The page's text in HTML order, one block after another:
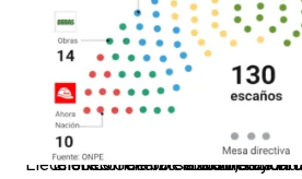
El JNE oficializó la distribución de escaños para la elección de 60 senadores y 130 diputados en las Elecciones Generales 2026, tras el restablecimiento de la Bicameralidad.